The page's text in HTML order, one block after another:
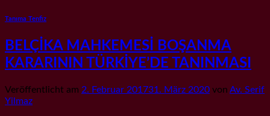
Tanıma Tenfiz
BELÇİKA MAHKEMESİ BOŞANMA
KARARININ TÜRKİYE’DE TANINMASI
Veröffentlicht am 2. Februar 201731. März 2020 von Av. Serif
Yilmaz